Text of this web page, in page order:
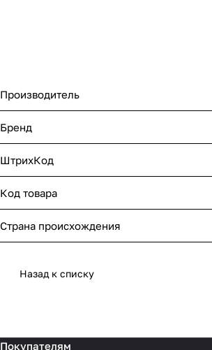
Производитель
Бренд
ШтрихКод
Код товара
Страна происхождения
Назад к списку
Покупателям